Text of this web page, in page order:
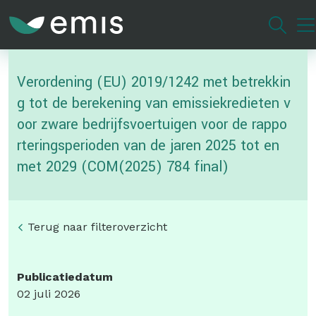
inhoud
gaan
Verordening (EU) 2019/1242 met betrekkin
g tot de berekening van emissiekredieten v
oor zware bedrijfsvoertuigen voor de rappo
rteringsperioden van de jaren 2025 tot en
met 2029 (COM(2025) 784 final)
Terug naar filteroverzicht
Publicatiedatum
02 juli 2026